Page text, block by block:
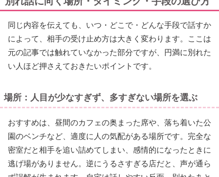
同じ内容を伝えても、いつ・どこで・どんな手段で話すか
によって、相手の受け止め方は大きく変わります。ここは
元の記事では触れていなかった部分ですが、円満に別れた
い人ほど押さえておきたいポイントです。
場所：人目が少なすぎず、多すぎない場所を選ぶ
おすすめは、昼間のカフェの奥まった席や、落ち着いた公
園のベンチなど、適度に人の気配がある場所です。完全な
密室だと相手を追い詰めてしまい、感情的になったときに
逃げ場がありません。逆にうるさすぎる店だと、声が通ら